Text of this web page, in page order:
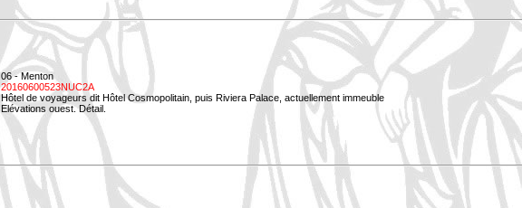
06 - Menton
20160600523NUC2A
Hôtel de voyageurs dit Hôtel Cosmopolitain, puis Riviera Palace, actuellement immeuble
Elévations ouest. Détail.